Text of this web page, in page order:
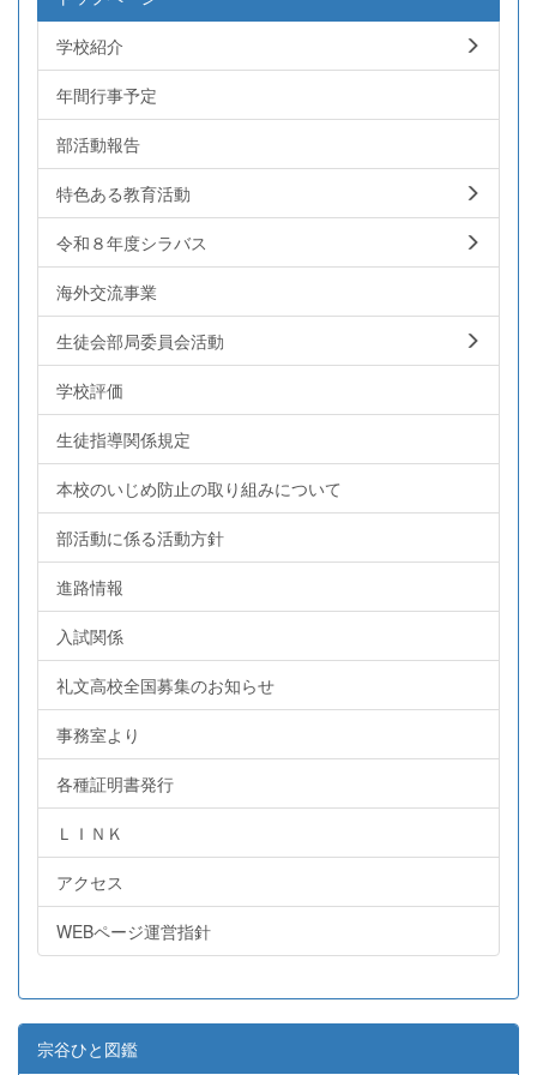
学校紹介
年間行事予定
部活動報告
特色ある教育活動
令和８年度シラバス
海外交流事業
生徒会部局委員会活動
学校評価
生徒指導関係規定
本校のいじめ防止の取り組みについて
部活動に係る活動方針
進路情報
入試関係
礼文高校全国募集のお知らせ
事務室より
各種証明書発行
ＬＩＮＫ
アクセス
WEBページ運営指針
宗谷ひと図鑑